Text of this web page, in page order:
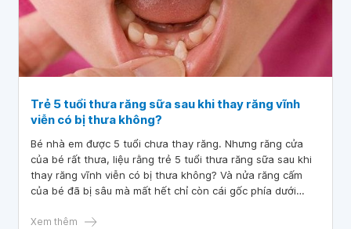
Trẻ 5 tuổi thưa răng sữa sau khi thay răng vĩnh
viễn có bị thưa không?
Bé nhà em được 5 tuổi chưa thay răng. Nhưng răng cửa
của bé rất thưa, liệu rằng trẻ 5 tuổi thưa răng sữa sau khi
thay răng vĩnh viễn có bị thưa không? Và nửa răng cấm
của bé đã bị sâu mà mất hết chỉ còn cái gốc phía dưới
Xem thêm